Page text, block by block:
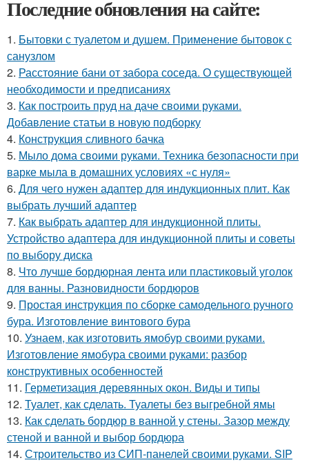
Последние обновления на сайте:
1. Бытовки с туалетом и душем. Применение бытовок с
санузлом
2. Расстояние бани от забора соседа. О существующей
необходимости и предписаниях
3. Как построить пруд на даче своими руками.
Добавление статьи в новую подборку
4. Конструкция сливного бачка
5. Мыло дома своими руками. Техника безопасности при
варке мыла в домашних условиях «с нуля»
6. Для чего нужен адаптер для индукционных плит. Как
выбрать лучший адаптер
7. Как выбрать адаптер для индукционной плиты.
Устройство адаптера для индукционной плиты и советы
по выбору диска
8. Что лучше бордюрная лента или пластиковый уголок
для ванны. Разновидности бордюров
9. Простая инструкция по сборке самодельного ручного
бура. Изготовление винтового бура
10. Узнаем, как изготовить ямобур своими руками.
Изготовление ямобура своими руками: разбор
конструктивных особенностей
11. Герметизация деревянных окон. Виды и типы
12. Туалет, как сделать. Туалеты без выгребной ямы
13. Как сделать бордюр в ванной у стены. Зазор между
стеной и ванной и выбор бордюра
14. Строительство из СИП-панелей своими руками. SIP